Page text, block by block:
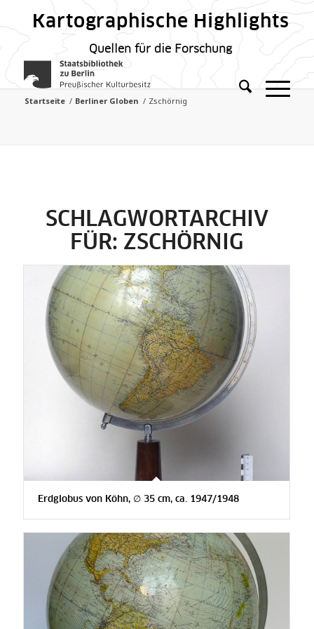
Kartographische Highlights
Quellen für die Forschung
Startseite / Berliner Globen / Zschörnig
SCHLAGWORTARCHIV
FÜR: ZSCHÖRNIG
Erdglobus von Köhn, ∅ 35 cm, ca. 1947/1948